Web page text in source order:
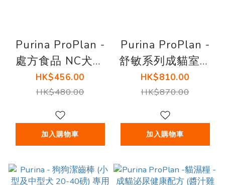
Purina ProPlan -
處方食品 NC犬用
腦神經護理配方糧
( 6磅)
HK$456.00
HK$480.00
加入購物車
Purina ProPlan -
舒敏系列成貓室內
配方 (火雞) (3.2
磅)
HK$810.00
HK$870.00
加入購物車